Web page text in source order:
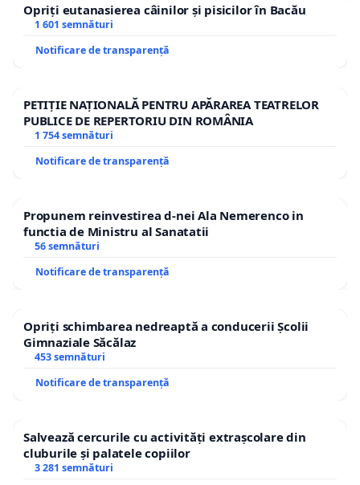
Opriți eutanasierea câinilor și pisicilor în Bacău
1 601 semnături
Notificare de transparență
PETIȚIE NAȚIONALĂ PENTRU APĂRAREA TEATRELOR
PUBLICE DE REPERTORIU DIN ROMÂNIA
1 754 semnături
Notificare de transparență
Propunem reinvestirea d-nei Ala Nemerenco in
functia de Ministru al Sanatatii
56 semnături
Notificare de transparență
Opriți schimbarea nedreaptă a conducerii Școlii
Gimnaziale Săcălaz
453 semnături
Notificare de transparență
Salvează cercurile cu activități extrașcolare din
cluburile și palatele copiilor
3 281 semnături